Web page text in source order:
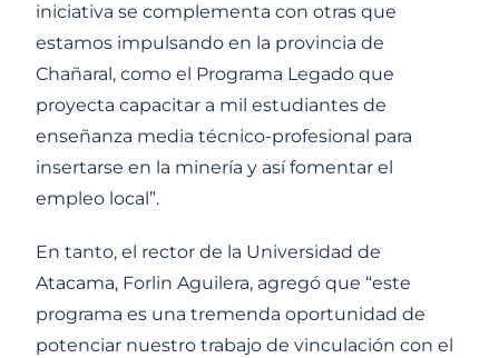
iniciativa se complementa con otras que
estamos impulsando en la provincia de
Chañaral, como el Programa Legado que
proyecta capacitar a mil estudiantes de
enseñanza media técnico-profesional para
insertarse en la minería y así fomentar el
empleo local”.
En tanto, el rector de la Universidad de
Atacama, Forlin Aguilera, agregó que “este
programa es una tremenda oportunidad de
potenciar nuestro trabajo de vinculación con el